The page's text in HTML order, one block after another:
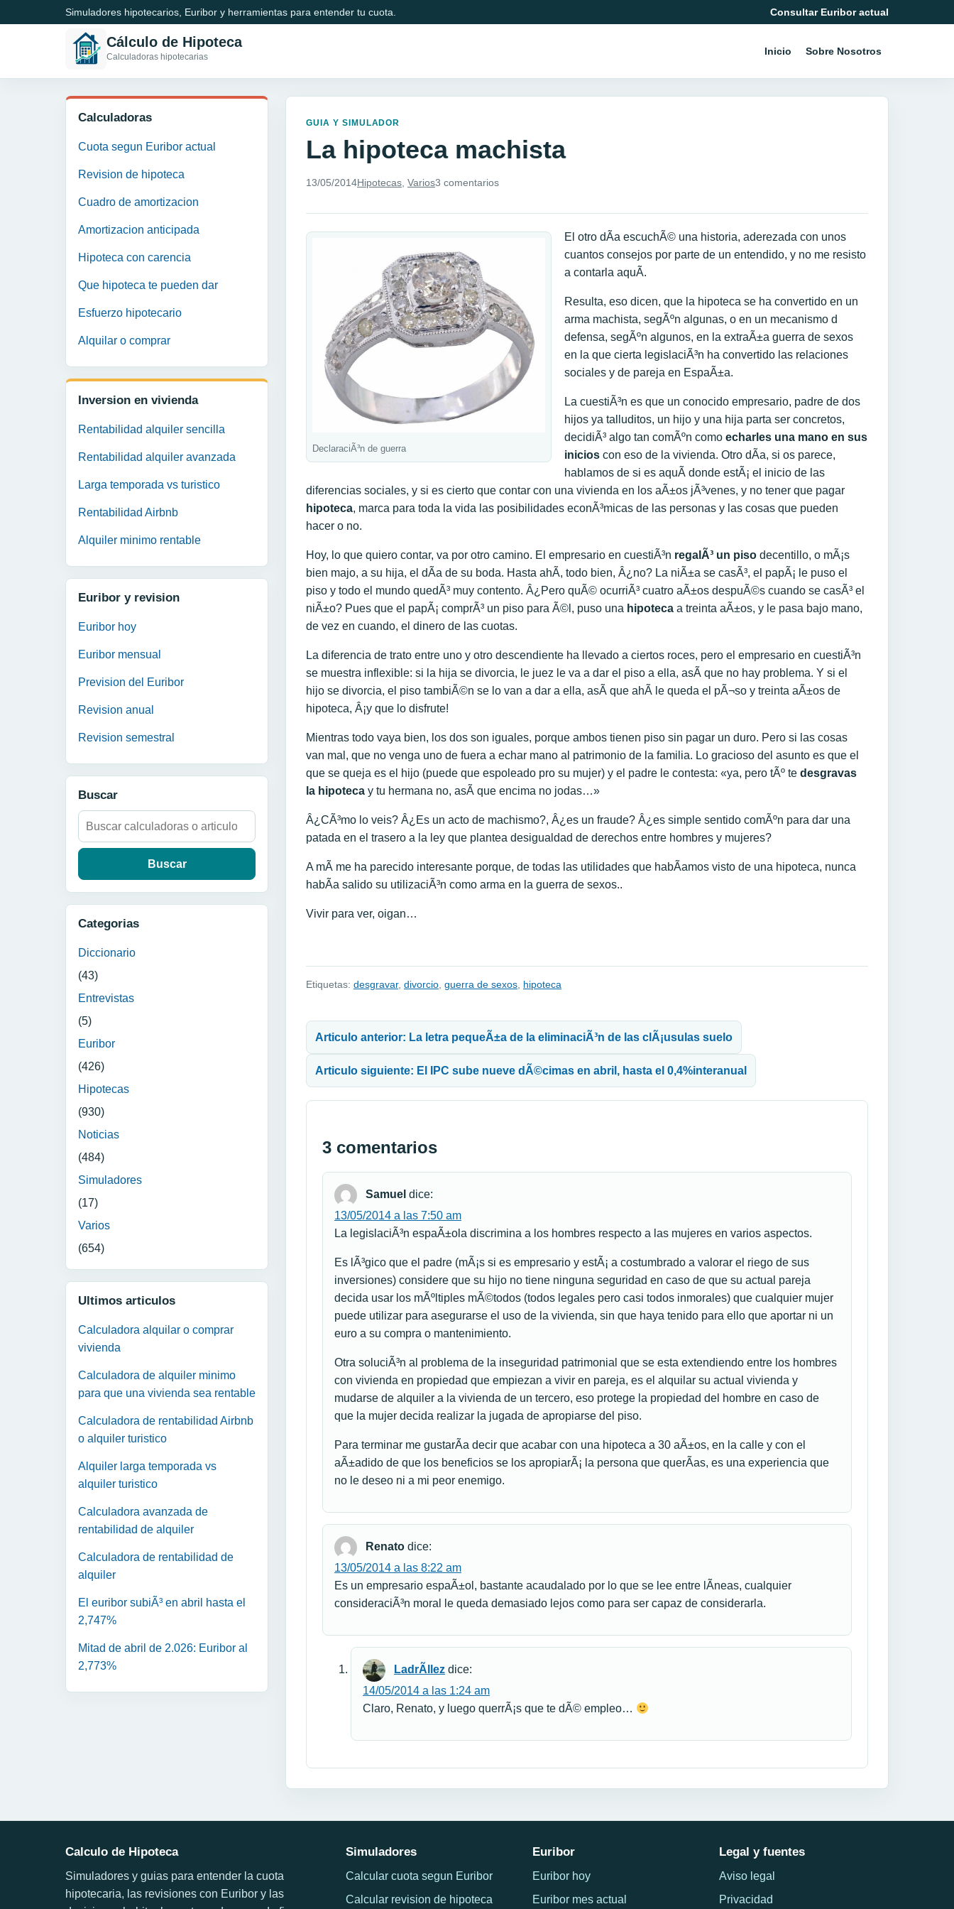
Simuladores hipotecarios, Euribor y herramientas para entender tu cuota. Consultar Euribor actual
Cálculo de Hipoteca
Calculadoras hipotecarias Inicio Sobre Nosotros
Calculadoras
Cuota segun Euribor actual
Revision de hipoteca
Cuadro de amortizacion
Amortizacion anticipada
Hipoteca con carencia
Que hipoteca te pueden dar
Esfuerzo hipotecario
Alquilar o comprar
Inversion en vivienda
Rentabilidad alquiler sencilla
Rentabilidad alquiler avanzada
Larga temporada vs turistico
Rentabilidad Airbnb
Alquiler minimo rentable
Euribor y revision
Euribor hoy
Euribor mensual
Prevision del Euribor
Revision anual
Revision semestral
Buscar
Buscar:
Categorias
Diccionario
(43)
Entrevistas
(5)
Euribor
(426)
Hipotecas
(930)
Noticias
(484)
Simuladores
(17)
Varios
(654)
Ultimos articulos
Calculadora alquilar o comprar
vivienda
Calculadora de alquiler minimo
para que una vivienda sea rentable
Calculadora de rentabilidad Airbnb
o alquiler turistico
Alquiler larga temporada vs
alquiler turistico
Calculadora avanzada de
rentabilidad de alquiler
Calculadora de rentabilidad de
alquiler
El euribor subiÃ³ en abril hasta el
2,747%
Mitad de abril de 2.026: Euribor al
2,773%
GUIA Y SIMULADOR
La hipoteca machista
13/05/2014Hipotecas Varios3 comentarios
DeclaraciÃ³n de guerra
El otro dÃ­a escuchÃ© una historia, aderezada con unos
cuantos consejos por parte de un entendido, y no me resisto
a contarla aquÃ­.
Resulta, eso dicen, que la hipoteca se ha convertido en un
arma machista, segÃºn algunas, o en un mecanismo d
defensa, segÃºn algunos, en la extraÃ±a guerra de sexos
en la que cierta legislaciÃ³n ha convertido las relaciones
sociales y de pareja en EspaÃ±a.
La cuestiÃ³n es que un conocido empresario, padre de dos
hijos ya talluditos, un hijo y una hija parta ser concretos,
decidiÃ³ algo tan comÃºn como echarles una mano en sus
inicios con eso de la vivienda. Otro dÃ­a, si os parece,
hablamos de si es aquÃ­ donde estÃ¡ el inicio de las
diferencias sociales, y si es cierto que contar con una vivienda en los aÃ±os jÃ³venes, y no tener que pagar
hipoteca, marca para toda la vida las posibilidades econÃ³micas de las personas y las cosas que pueden
hacer o no.
Hoy, lo que quiero contar, va por otro camino. El empresario en cuestiÃ³n regalÃ³ un piso decentillo, o mÃ¡s
bien majo, a su hija, el dÃ­a de su boda. Hasta ahÃ­, todo bien, Â¿no? La niÃ±a se casÃ³, el papÃ¡ le puso el
piso y todo el mundo quedÃ³ muy contento. Â¿Pero quÃ© ocurriÃ³ cuatro aÃ±os despuÃ©s cuando se casÃ³ el
niÃ±o? Pues que el papÃ¡ comprÃ³ un piso para Ã©l, puso una hipoteca a treinta aÃ±os, y le pasa bajo mano,
de vez en cuando, el dinero de las cuotas.
La diferencia de trato entre uno y otro descendiente ha llevado a ciertos roces, pero el empresario en cuestiÃ³n
se muestra inflexible: si la hija se divorcia, le juez le va a dar el piso a ella, asÃ­ que no hay problema. Y si el
hijo se divorcia, el piso tambiÃ©n se lo van a dar a ella, asÃ­ que ahÃ­ le queda el pÃ¬so y treinta aÃ±os de
hipoteca, Â¡y que lo disfrute!
Mientras todo vaya bien, los dos son iguales, porque ambos tienen piso sin pagar un duro. Pero si las cosas
van mal, que no venga uno de fuera a echar mano al patrimonio de la familia. Lo gracioso del asunto es que el
que se queja es el hijo (puede que espoleado pro su mujer) y el padre le contesta: «ya, pero tÃº te desgravas
la hipoteca y tu hermana no, asÃ­ que encima no jodas…»
Â¿CÃ³mo lo veis? Â¿Es un acto de machismo?, Â¿es un fraude? Â¿es simple sentido comÃºn para dar una
patada en el trasero a la ley que plantea desigualdad de derechos entre hombres y mujeres?
A mÃ­ me ha parecido interesante porque, de todas las utilidades que habÃ­amos visto de una hipoteca, nunca
habÃ­a salido su utilizaciÃ³n como arma en la guerra de sexos..
Vivir para ver, oigan…
Etiquetas: desgravar, divorcio guerra de sexos hipoteca
Articulo anterior: La letra pequeÃ±a de la eliminaciÃ³n de las clÃ¡usulas suelo
Articulo siguiente: El IPC sube nueve dÃ©cimas en abril, hasta el 0,4%interanual
3 comentarios
Samuel dice:
13/05/2014 a las 7:50 am
La legislaciÃ³n espaÃ±ola discrimina a los hombres respecto a las mujeres en varios aspectos.
Es lÃ³gico que el padre (mÃ¡s si es empresario y estÃ¡ a costumbrado a valorar el riego de sus
inversiones) considere que su hijo no tiene ninguna seguridad en caso de que su actual pareja
decida usar los mÃºltiples mÃ©todos (todos legales pero casi todos inmorales) que cualquier mujer
puede utilizar para asegurarse el uso de la vivienda, sin que haya tenido para ello que aportar ni un
euro a su compra o mantenimiento.
Otra soluciÃ³n al problema de la inseguridad patrimonial que se esta extendiendo entre los hombres
con vivienda en propiedad que empiezan a vivir en pareja, es el alquilar su actual vivienda y
mudarse de alquiler a la vivienda de un tercero, eso protege la propiedad del hombre en caso de
que la mujer decida realizar la jugada de apropiarse del piso.
Para terminar me gustarÃ­a decir que acabar con una hipoteca a 30 aÃ±os, en la calle y con el
aÃ±adido de que los beneficios se los apropiarÃ¡ la persona que querÃ­as, es una experiencia que
no le deseo ni a mi peor enemigo.
Renato dice:
13/05/2014 a las 8:22 am
Es un empresario espaÃ±ol, bastante acaudalado por lo que se lee entre lÃ­neas, cualquier
consideraciÃ³n moral le queda demasiado lejos como para ser capaz de considerarla.
LadrÃ­llez dice:
14/05/2014 a las 1:24 am
Claro, Renato, y luego querrÃ¡s que te dÃ© empleo…
Calculo de Hipoteca
Simuladores y guias para entender la cuota
hipotecaria, las revisiones con Euribor y las
Simuladores
Calcular cuota segun Euribor
Calcular revision de hipoteca
Euribor
Euribor hoy
Euribor mes actual
Legal y fuentes
Aviso legal
Privacidad